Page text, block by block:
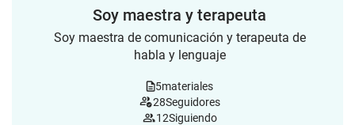
Soy maestra y terapeuta
Soy maestra de comunicación y terapeuta de
habla y lenguaje
5materiales
28Seguidores
12Siguiendo